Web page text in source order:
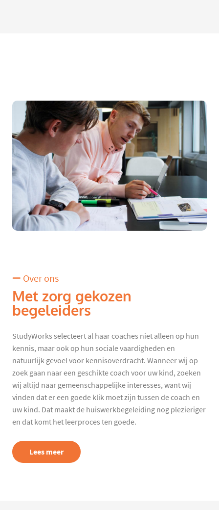
Over ons
Met zorg gekozen
begeleiders
StudyWorks selecteert al haar coaches niet alleen op hun
kennis, maar ook op hun sociale vaardigheden en
natuurlijk gevoel voor kennisoverdracht. Wanneer wij op
zoek gaan naar een geschikte coach voor uw kind, zoeken
wij altijd naar gemeenschappelijke interesses, want wij
vinden dat er een goede klik moet zijn tussen de coach en
uw kind. Dat maakt de huiswerkbegeleiding nog plezieriger
en dat komt het leerproces ten goede.
Lees meer